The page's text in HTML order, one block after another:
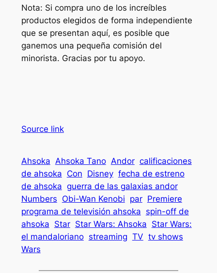
Nota: Si compra uno de los increíbles
productos elegidos de forma independiente
que se presentan aquí, es posible que
ganemos una pequeña comisión del
minorista. Gracias por tu apoyo.
Source link
Ahsoka Ahsoka Tano Andor calificaciones
de ahsoka Con Disney fecha de estreno
de ahsoka guerra de las galaxias andor
Numbers Obi-Wan Kenobi par Premiere
programa de televisión ahsoka spin-off de
ahsoka Star Star Wars: Ahsoka Star Wars:
el mandaloriano streaming TV tv shows
Wars